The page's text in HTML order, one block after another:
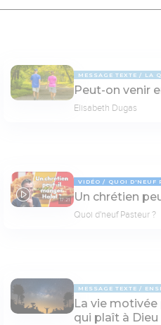
MESSAGE TEXTE LA
Peut-on venir
Elisabeth Dugas
17:21
VIDÉO QUOI D'NEUF
Un chrétien
Quoi d'neuf Pasteur ?
MESSAGE TEXTE
La vie
qui plaît à Dieu